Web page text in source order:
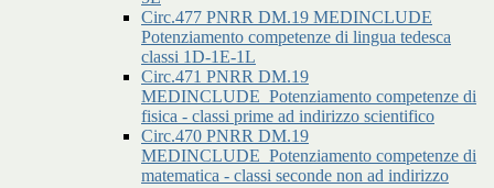
Circ.477 PNRR DM.19 MEDINCLUDE
Potenziamento competenze di lingua tedesca
classi 1D-1E-1L
Circ.471 PNRR DM.19
MEDINCLUDE_Potenziamento competenze di
fisica - classi prime ad indirizzo scientifico
Circ.470 PNRR DM.19
MEDINCLUDE_Potenziamento competenze di
matematica - classi seconde non ad indirizzo